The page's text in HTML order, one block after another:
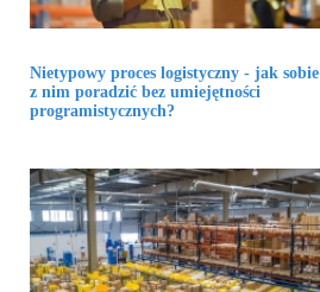
Nietypowy proces logistyczny - jak sobie
z nim poradzić bez umiejętności
programistycznych?